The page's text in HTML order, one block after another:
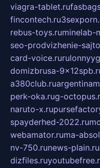
viagra-tablet.ru
fincontech.ru
rebus-toys.ruminelab-
seo-prodvizhenie-
card-voice.ru
domizbrusa-
a380club.ru
perk-oka.rug-
naruto-x.ru
spayderhed-2022.ru
webamator.ruma-
nv-750.runews-plain.ru
dizfiles.ru